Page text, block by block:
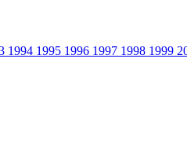
1994 1995 1996 1997 1998 1999